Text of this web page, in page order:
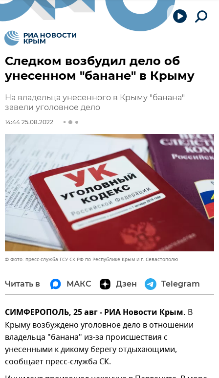
Следком возбудил дело об
унесенном "банане" в Крыму
На владельца унесенного в Крыму "банана"
завели уголовное дело
14:44 25.08.2022
© Фото: пресс-служба ГСУ СК РФ по Республике Крым и г. Севастополю
Читать в МАКС Дзен Telegram
СИМФЕРОПОЛЬ, 25 авг - РИА Новости Крым. В
Крыму возбуждено уголовное дело в отношении
владельца "банана" из-за происшествия с
унесенными к дикому берегу отдыхающими,
сообщает пресс-служба СК.